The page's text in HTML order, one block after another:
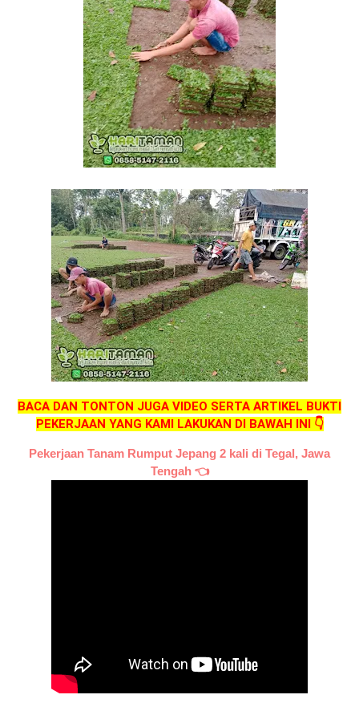
BACA DAN TONTON JUGA VIDEO SERTA ARTIKEL BUKTI
PEKERJAAN YANG KAMI LAKUKAN DI BAWAH INI 👇
Pekerjaan Tanam Rumput Jepang 2 kali di Tegal, Jawa
Tengah 👈